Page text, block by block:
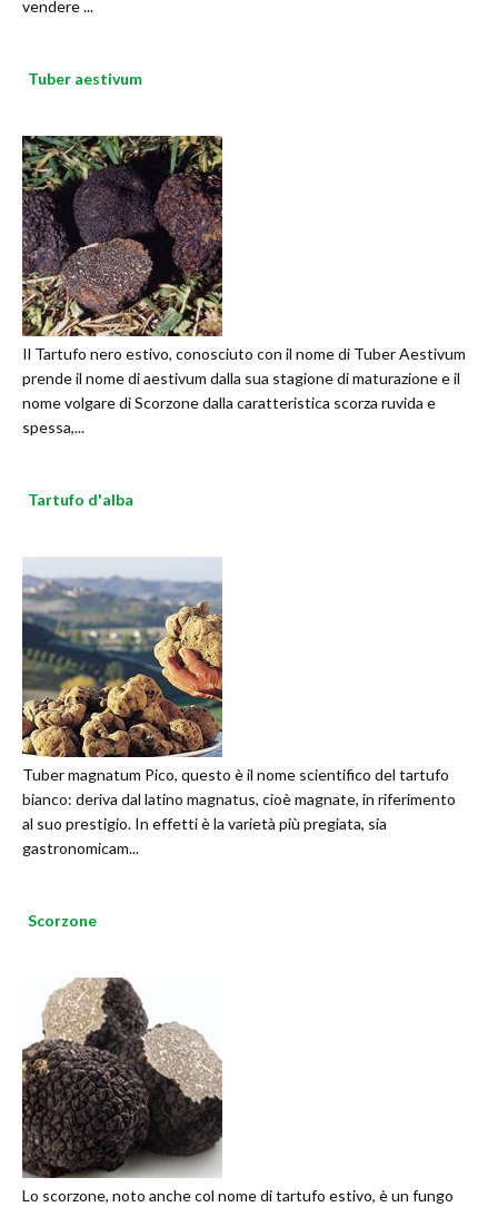
vendere ...
Tuber aestivum
Il Tartufo nero estivo, conosciuto con il nome di Tuber Aestivum
prende il nome di aestivum dalla sua stagione di maturazione e il
nome volgare di Scorzone dalla caratteristica scorza ruvida e
spessa,...
Tartufo d'alba
Tuber magnatum Pico, questo è il nome scientifico del tartufo
bianco: deriva dal latino magnatus, cioè magnate, in riferimento
al suo prestigio. In effetti è la varietà più pregiata, sia
gastronomicam...
Scorzone
Lo scorzone, noto anche col nome di tartufo estivo, è un fungo